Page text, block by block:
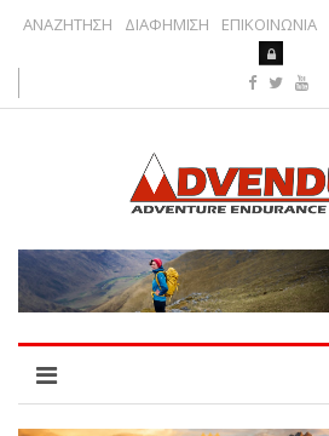
ΑΝΑΖΗΤΗΣΗ ΔΙΑΦΗΜΙΣΗ ΕΠΙΚΟΙΝΩΝΙΑ